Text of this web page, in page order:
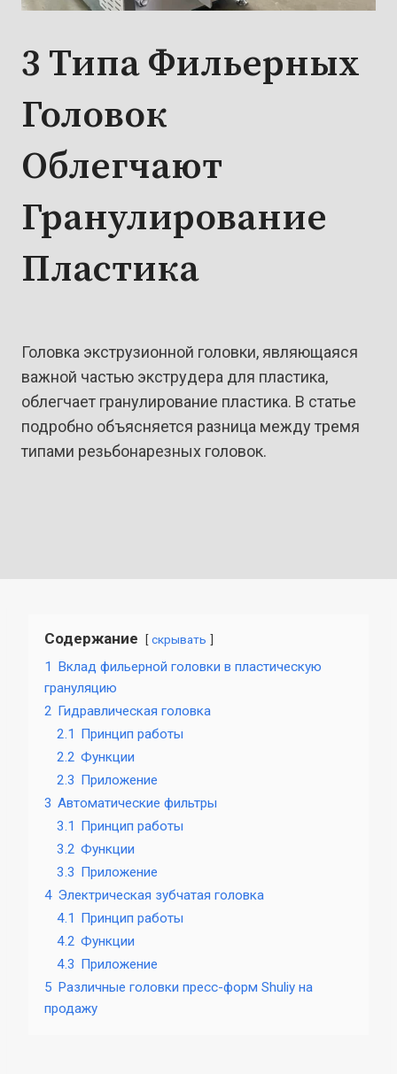
3 Типа Фильерных
Головок
Облегчают
Гранулирование
Пластика
Головка экструзионной головки, являющаяся
важной частью экструдера для пластика,
облегчает гранулирование пластика. В статье
подробно объясняется разница между тремя
типами резьбонарезных головок.
Содержание скрывать
1 Вклад фильерной головки в пластическую
грануляцию
2 Гидравлическая головка
2.1 Принцип работы
2.2 Функции
2.3 Приложение
3 Автоматические фильтры
3.1 Принцип работы
3.2 Функции
3.3 Приложение
4 Электрическая зубчатая головка
4.1 Принцип работы
4.2 Функции
4.3 Приложение
5 Различные головки пресс-форм Shuliy на
продажу